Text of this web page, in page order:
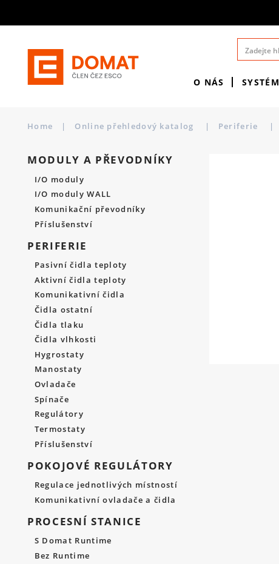
O NÁS SYSTÉM
Home | Online přehledový katalog | Periferie |
MODULY A PŘEVODNÍKY
I/O moduly
I/O moduly WALL
Komunikační převodníky
Příslušenství
PERIFERIE
Pasivní čidla teploty
Aktivní čidla teploty
Komunikativní čidla
Čidla ostatní
Čidla tlaku
Čidla vlhkosti
Hygrostaty
Manostaty
Ovladače
Spínače
Regulátory
Termostaty
Příslušenství
POKOJOVÉ REGULÁTORY
Regulace jednotlivých místností
Komunikativní ovladače a čidla
PROCESNÍ STANICE
S Domat Runtime
Bez Runtime